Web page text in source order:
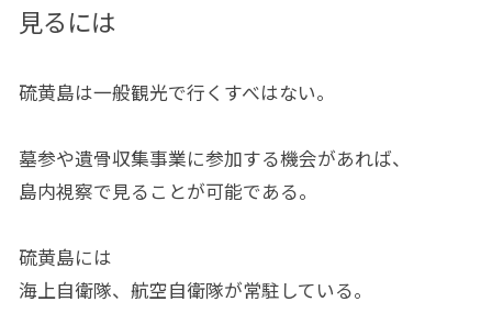
見るには
硫黄島は一般観光で行くすべはない。
墓参や遺骨収集事業に参加する機会があれば、
島内視察で見ることが可能である。
硫黄島には
海上自衛隊、航空自衛隊が常駐している。